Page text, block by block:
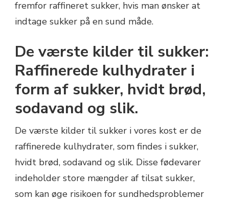
fremfor raffineret sukker, hvis man ønsker at
indtage sukker på en sund måde.
De værste kilder til sukker:
Raffinerede kulhydrater i
form af sukker, hvidt brød,
sodavand og slik.
De værste kilder til sukker i vores kost er de
raffinerede kulhydrater, som findes i sukker,
hvidt brød, sodavand og slik. Disse fødevarer
indeholder store mængder af tilsat sukker,
som kan øge risikoen for sundhedsproblemer